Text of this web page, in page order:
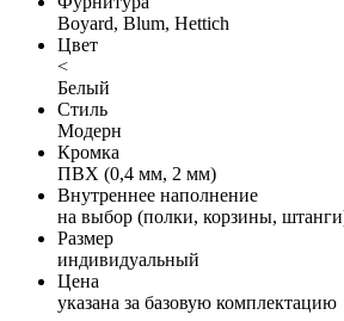
Boyard, Blum, Hettich
Цвет
<
Белый
Стиль
Модерн
Кромка
ПВХ (0,4 мм, 2 мм)
Внутреннее наполнение
на выбор (полки, корзины,
Размер
индивидуальный
Цена
указана за базовую комплектацию